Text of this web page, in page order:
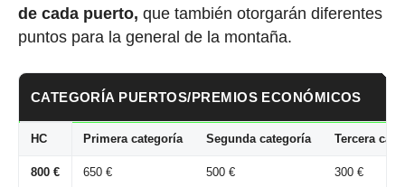
de cada puerto, que también otorgarán diferentes
puntos para la general de la montaña.
CATEGORÍA PUERTOS/PREMIOS ECONÓMICOS
HC Primera categoría Segunda categoría Tercera
800 € 650 € 500 € 300 €